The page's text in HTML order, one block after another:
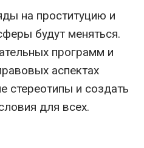
на проституцию и
будут меняться.
программ и
аспектах
стереотипы и создать
для всех.